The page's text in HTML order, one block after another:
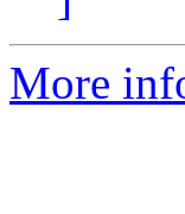
More